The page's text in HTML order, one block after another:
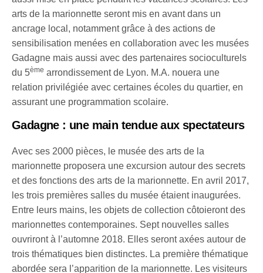
arts de la marionnette seront mis en avant dans un
ancrage local, notamment grâce à des actions de
sensibilisation menées en collaboration avec les musées
Gadagne mais aussi avec des partenaires socioculturels
du 5ème arrondissement de Lyon. M.A. nouera une
relation privilégiée avec certaines écoles du quartier, en
assurant une programmation scolaire.
Gadagne : une main tendue aux spectateurs
Avec ses 2000 pièces, le musée des arts de la
marionnette proposera une excursion autour des secrets
et des fonctions des arts de la marionnette. En avril 2017,
les trois premières salles du musée étaient inaugurées.
Entre leurs mains, les objets de collection côtoieront des
marionnettes contemporaines. Sept nouvelles salles
ouvriront à l’automne 2018. Elles seront axées autour de
trois thématiques bien distinctes. La première thématique
abordée sera l’apparition de la marionnette. Les visiteurs